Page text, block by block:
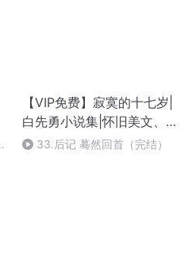
【VIP免费】寂寞的十七岁|
白先勇小说集|怀旧美文、名
家经典
33.后记 蓦然回首（完结）